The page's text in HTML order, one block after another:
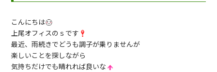
こんにちは
上尾オフィスのｓです
最近、雨続きでどうも調子が乗りませんが
楽しいことを探しながら
気持ちだけでも晴れれば良いな